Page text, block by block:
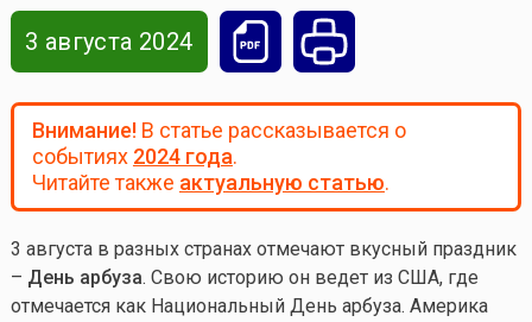
3 августа 2024
Внимание!В статье рассказывается о
событиях 2024 года.
Читайте также актуальную статью.
3 августа в разных странах отмечают вкусный праздник
– День арбуза. Свою историю он ведет из США, где
отмечается как Национальный День арбуза. Америка